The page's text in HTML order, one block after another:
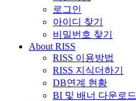
로그인
아이디 찾기
비밀번호 찾기
About RISS
RISS 이용방법
RISS 지식더하기
DB연계 현황
BI 및 배너 다운로드